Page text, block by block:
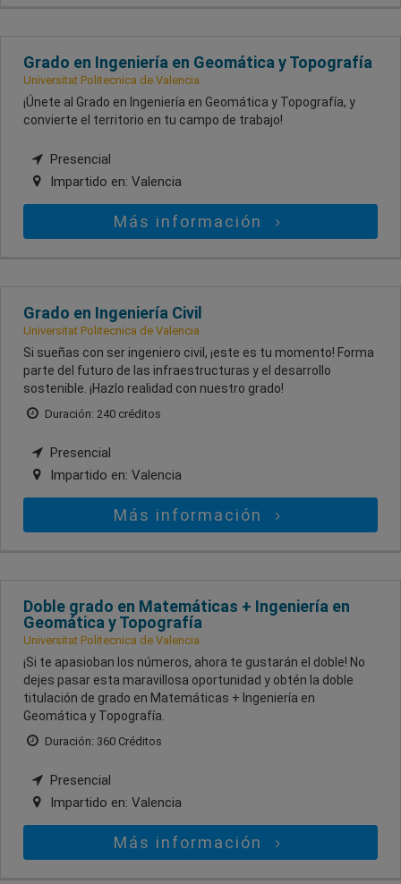
Grado en Ingeniería en Geomática y Topografía
Universitat Politecnica de Valencia
¡Únete al Grado en Ingeniería en Geomática y Topografía, y
convierte el territorio en tu campo de trabajo!
Presencial
Impartido en: Valencia
Más información
Grado en Ingeniería Civil
Universitat Politecnica de Valencia
Si sueñas con ser ingeniero civil, ¡este es tu momento! Forma
parte del futuro de las infraestructuras y el desarrollo
sostenible. ¡Hazlo realidad con nuestro grado!
Duración: 240 créditos
Presencial
Impartido en: Valencia
Más información
Doble grado en Matemáticas + Ingeniería en
Geomática y Topografía
Universitat Politecnica de Valencia
¡Si te apasioban los números, ahora te gustarán el doble! No
dejes pasar esta maravillosa oportunidad y obtén la doble
titulación de grado en Matemáticas + Ingeniería en
Geomática y Topografía.
Duración: 360 Créditos
Presencial
Impartido en: Valencia
Más información